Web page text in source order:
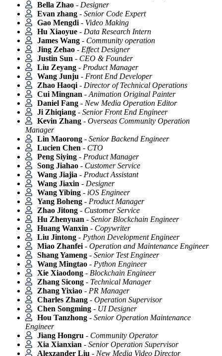
Bella Zhao - Designer
Evan zhang - Senior Code Expert
Gao Mengdi - Video Making
Hu Xiaoyue - Data Research Intern
James Wang - Community operation
Jing Zehao - Effect Designer
Justin Sun - CEO & Founder
Liu Zeyang - Product Manager
Wang Junju - Front End Developer
Zhao Haoqi - Director of Technical Operations
Cui Mingnan - Animation Original Painter
Daniel Fang - New Media Operation Editor
Ji Zhiqiang - Senior Front End Engineer
Kevin Zhang - Overseas Community Operation
Manager
Lin Maorong - Senior Backend Engineer
Lucien Chen - CTO
Peng Siying - Product Manager
Song Jiahao - Customer Service
Wang Jiajia - Product Assistant
Wang Jiaxin - Designer
Wang Yibing - iOS Engineer
Yang Boheng - Product Manager
Zhao Jitong - Customer Service
Hu Zhenyuan - Senior Blockchain Engineer
Huang Wanxin - Copywriter
Liu Jintong - Python Development Engineer
Miao Zhanfei - Operation and Maintenance Engineer
Shang Yameng - Senior Test Engineer
Wang Mingtao - Python Engineer
Xie Xiaodong - Blockchain Engineer
Zhang Sicong - Technical Manager
Zhang Yixiao - PR Manager
Charles Zhang - Operation Supervisor
Chen Songming - UI Designer
Hou Tanzhong - Senior Operation Maintenance
Engineer
Jiang Hongru - Community Operator
Xia Xianxian - Senior Operation Supervisor
Alexzander Liu - New Media Video Director